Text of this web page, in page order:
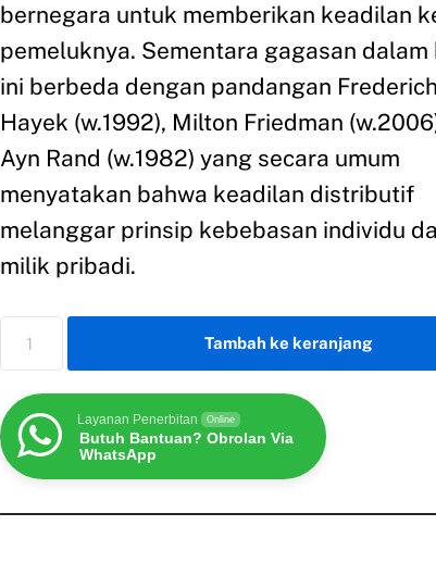
bernegara untuk memberikan keadilan
pemeluknya. Sementara gagasan dalam
ini berbeda dengan pandangan Frederich
Hayek (w.1992), Milton Friedman
Ayn Rand (w.1982) yang secara umum
menyatakan bahwa keadilan distributif
melanggar prinsip kebebasan individu
milik pribadi.
Tambah ke keranjang
Layanan Penerbitan Online
Butuh Bantuan? Obrolan Via
WhatsApp